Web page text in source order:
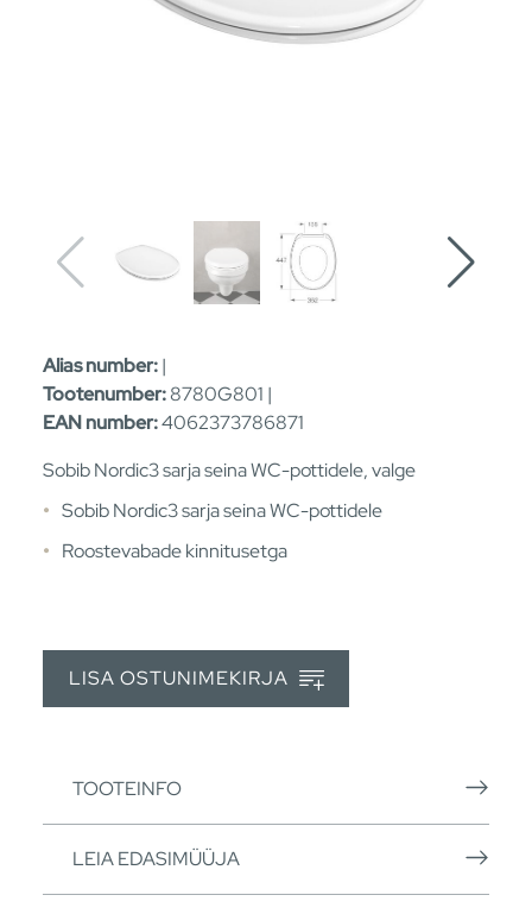
Alias number:|
Tootenumber:8780G801 |
EAN number:4062373786871
Sobib Nordic3 sarja seina WC-pottidele, valge
Sobib Nordic3 sarja seina WC-pottidele
Roostevabade kinnitusetga
LISA OSTUNIMEKIRJA
TOOTEINFO
LEIA EDASIMÜÜJA